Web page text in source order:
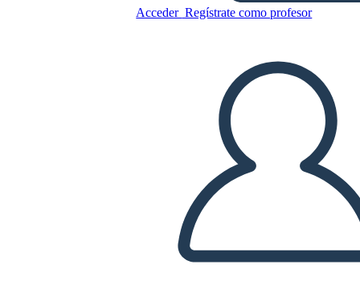
Acceder Regístrate como profesor
אבודים
Copie este guión gráfico
CREAR UN GUIÓN GRÁFICO
JUEGO DE DIAPOSITIVAS
LEERME